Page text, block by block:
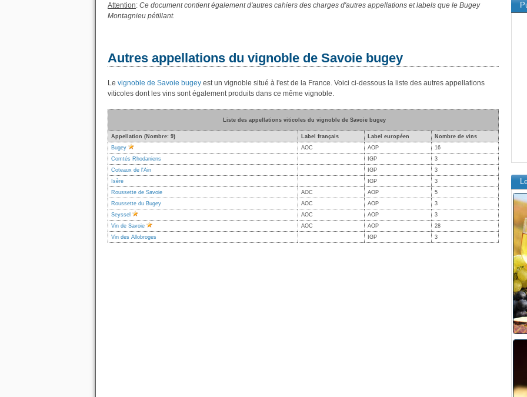
Attention: Ce document contient également d'autres cahiers des charges d'autres appellations et labels que le Bugey
Montagnieu pétillant.
Autres appellations du vignoble de Savoie bugey
Le vignoble de Savoie bugey est un vignoble situé à l'est de la France. Voici ci-dessous la liste des autres appellations
viticoles dont les vins sont également produits dans ce même vignoble.
Liste des appellations viticoles du vignoble de Savoie bugey
Appellation (Nombre: 9) Label français Label européen
Nombre de vins
Bugey
AOC AOP
16
Comtés Rhodaniens
IGP
3
Coteaux de l'Ain
IGP
3
Isère
IGP
3
Roussette de Savoie
AOC AOP
5
Roussette du Bugey
AOC AOP
3
Seyssel
AOC AOP
3
Vin de Savoie
AOC AOP
28
Vin des Allobroges
IGP 3